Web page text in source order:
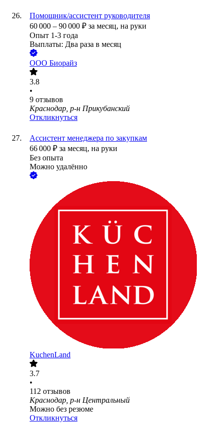
Помощник/ассистент руководителя
60 000 – 90 000 ₽ за месяц, на руки
Опыт 1-3 года
Выплаты: Два раза в месяц
ООО Биорайз
3.8
•
9 отзывов
Краснодар, р-н Прикубанский
Откликнуться
Ассистент менеджера по закупкам
66 000 ₽ за месяц, на руки
Без опыта
Можно удалённо
KuchenLand
3.7
•
112 отзывов
Краснодар, р-н Центральный
Можно без резюме
Откликнуться